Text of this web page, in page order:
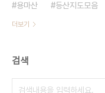
용마산
등산지도모음
더보기
검색